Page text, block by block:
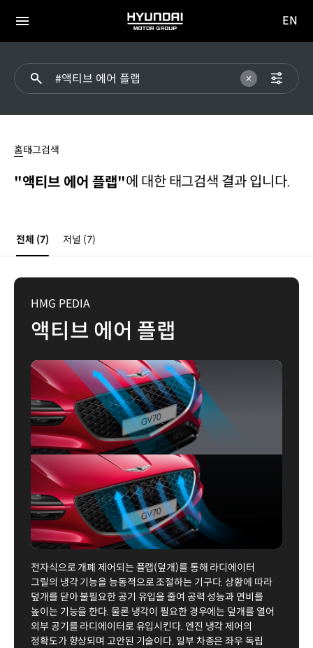
전체
HYUNDAI
MOTOR
이동
EN
플랩홈태그검색
"액티브 에어 플랩"에 대한 태그검색 결과 입니다.
전체 (7) 저널 (7)
HMG PEDIA
액티브 에어 플랩
전자식으로 개폐 제어되는 플랩(덮개)를 통해 라디에이터
그릴의 냉각 기능을 능동적으로 조절하는 기구다. 상황에 따라
덮개를 닫아 불필요한 공기 유입을 줄여 공력 성능과 연비를
높이는 기능을 한다. 물론 냉각이 필요한 경우에는 덮개를 열어
외부 공기를 라디에이터로 유입시킨다. 엔진 냉각 제어의
정확도가 향상되며 고안된 기술이다. 일부 차종은 좌우 독립